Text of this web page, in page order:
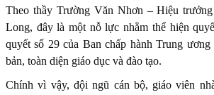
Theo thầy Trường Văn Nhơn – Hiệu
Long, đây là một nỗ lực nhằm thể hiện
quyết số 29 của Ban chấp hành Trung
bản, toàn diện giáo dục và đào tạo.
Chính vì vậy, đội ngũ cán bộ, giáo viên